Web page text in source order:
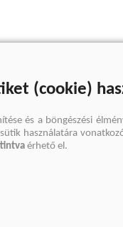
(cookie)
és a böngészési
használatára
érhető el.